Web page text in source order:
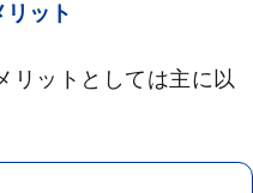
ット
リットとしては主に以